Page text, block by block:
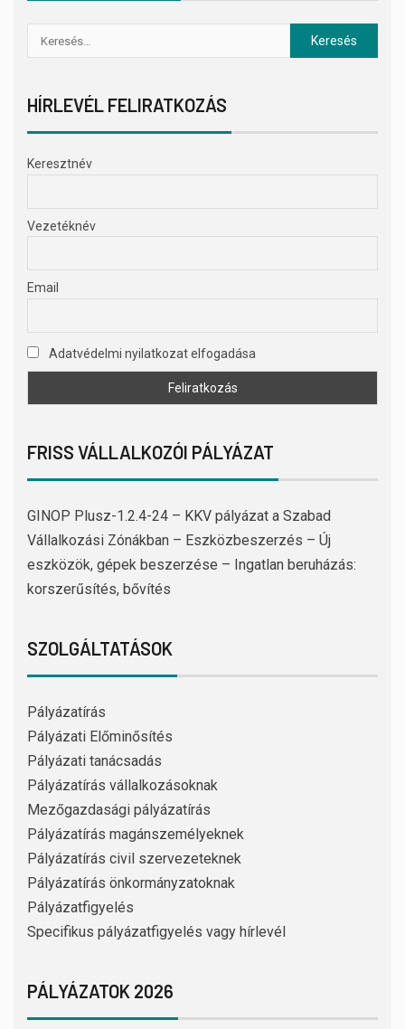
HÍRLEVÉL FELIRATKOZÁS
Keresztnév
Vezetéknév
Email
Adatvédelmi nyilatkozat elfogadása
FRISS VÁLLALKOZÓI PÁLYÁZAT
GINOP Plusz-1.2.4-24 – KKV pályázat a Szabad
Vállalkozási Zónákban – Eszközbeszerzés – Új
eszközök, gépek beszerzése – Ingatlan beruházás:
korszerűsítés, bővítés
SZOLGÁLTATÁSOK
Pályázatírás
Pályázati Előminősítés
Pályázati tanácsadás
Pályázatírás vállalkozásoknak
Mezőgazdasági pályázatírás
Pályázatírás magánszemélyeknek
Pályázatírás civil szervezeteknek
Pályázatírás önkormányzatoknak
Pályázatfigyelés
Specifikus pályázatfigyelés vagy hírlevél
PÁLYÁZATOK 2026